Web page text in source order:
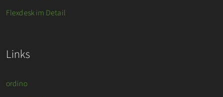
Flexdesk im Detail
Links
ordino